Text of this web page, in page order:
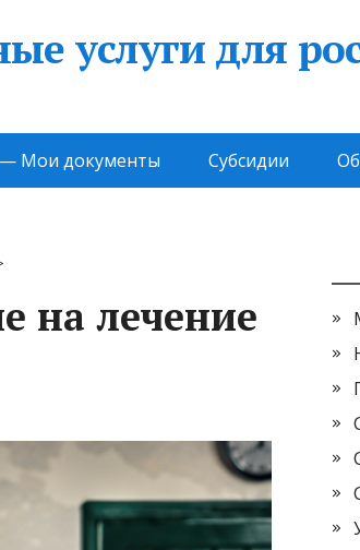
услуги для
Мои документы Субсидии
на лечение